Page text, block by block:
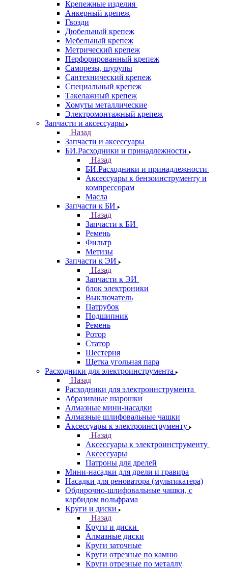
Крепежные изделия
Анкерный крепеж
Гвозди
Дюбельный крепеж
Мебельный крепеж
Метрический крепеж
Перфорированный крепеж
Саморезы, шурупы
Сантехнический крепеж
Специальный крепеж
Такелажный крепеж
Хомуты металлические
Электромонтажный крепеж
Запчасти и аксессуары
Назад
Запчасти и аксессуары
БИ.Расходники и принадлежности
Назад
БИ.Расходники и принадлежности
Аксессуары к бензоинструменту и
компрессорам
Масла
Запчасти к БИ
Назад
Запчасти к БИ
Ремень
Фильтр
Метизы
Запчасти к ЭИ
Назад
Запчасти к ЭИ
блок электроники
Выключатель
Патрубок
Подшипник
Ремень
Ротор
Статор
Шестерня
Щетка угольная пара
Расходники для электроинструмента
Назад
Расходники для электроинструмента
Абразивные шарошки
Алмазные мини-насадки
Алмазные шлифовальные чашки
Аксессуары к электроинструменту
Назад
Аксессуары к электроинструменту
Аксессуары
Патроны для дрелей
Мини-насадки для дрели и гравира
Насадки для реноватора (мультикатера)
Обдирочно-шлифовальные чашки, с
карбидом вольфрама
Круги и диски
Назад
Круги и диски
Алмазные диски
Круги заточные
Круги отрезные по камню
Круги отрезные по металлу